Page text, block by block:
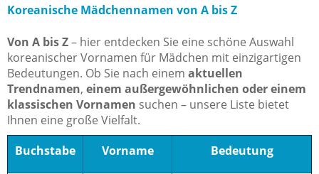
Koreanische Mädchennamen von A bis Z
Von A bis Z– hier entdecken Sie eine schöne Auswahl
koreanischer Vornamen für Mädchen mit einzigartigen
Bedeutungen. Ob Sie nach einem aktuellen
Trendnamen, einem außergewöhnlichen oder einem
klassischen Vornamen suchen – unsere Liste bietet
Ihnen eine große Vielfalt.
Buchstabe
Vorname Bedeutung